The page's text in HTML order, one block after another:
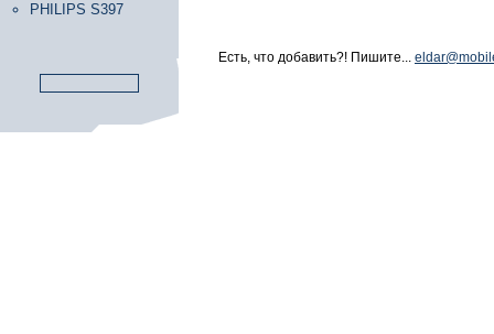
PHILIPS S397
Есть, что добавить?! Пишите...